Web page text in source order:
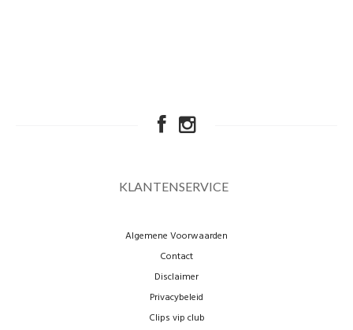
KLANTENSERVICE
Algemene Voorwaarden
Contact
Disclaimer
Privacybeleid
Clips vip club